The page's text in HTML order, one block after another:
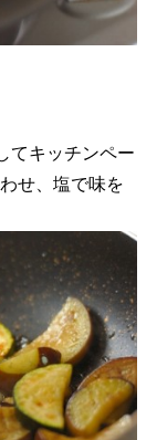
てキッチンペー
せ、塩で味を